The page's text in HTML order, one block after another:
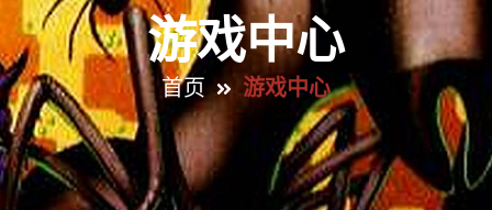
游戏中心
首页 游戏中心